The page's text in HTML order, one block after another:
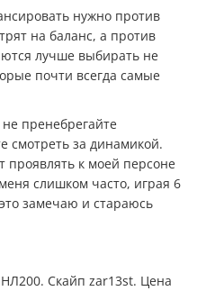
нужно против
на баланс, а против
лучше выбирать не
почти всегда самые
пренебрегайте
смотреть за динамикой.
проявлять к моей персоне
слишком часто, играя 6
замечаю и стараюсь
Скайп zar13st. Цена